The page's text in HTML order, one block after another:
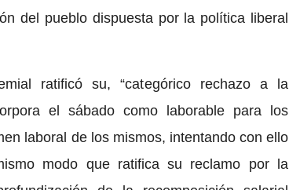
del pueblo dispuesta por la política liberal
ratificó su, “categórico rechazo a la
el sábado como laborable para los
laboral de los mismos, intentando con ello
modo que ratifica su reclamo por la